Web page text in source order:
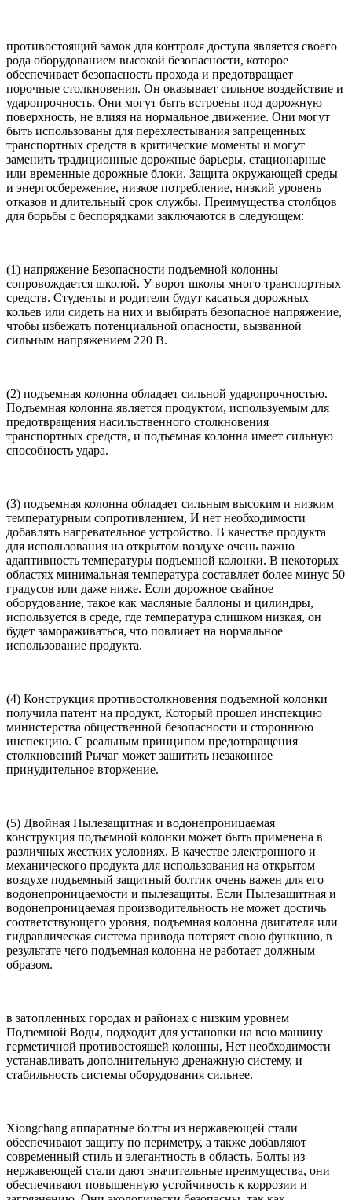
противостоящий замок для контроля доступа является своего
рода оборудованием высокой безопасности, которое
обеспечивает безопасность прохода и предотвращает
порочные столкновения. Он оказывает сильное воздействие и
ударопрочность. Они могут быть встроены под дорожную
поверхность, не влияя на нормальное движение. Они могут
быть использованы для перехлестывания запрещенных
транспортных средств в критические моменты и могут
заменить традиционные дорожные барьеры, стационарные
или временные дорожные блоки. Защита окружающей среды
и энергосбережение, низкое потребление, низкий уровень
отказов и длительный срок службы. Преимущества столбцов
для борьбы с беспорядками заключаются в следующем:
(1) напряжение Безопасности подъемной колонны
сопровождается школой. У ворот школы много транспортных
средств. Студенты и родители будут касаться дорожных
кольев или сидеть на них и выбирать безопасное напряжение,
чтобы избежать потенциальной опасности, вызванной
сильным напряжением 220 В.
(2) подъемная колонна обладает сильной ударопрочностью.
Подъемная колонна является продуктом, используемым для
предотвращения насильственного столкновения
транспортных средств, и подъемная колонна имеет сильную
способность удара.
(3) подъемная колонна обладает сильным высоким и низким
температурным сопротивлением, И нет необходимости
добавлять нагревательное устройство. В качестве продукта
для использования на открытом воздухе очень важно
адаптивность температуры подъемной колонки. В некоторых
областях минимальная температура составляет более минус 50
градусов или даже ниже. Если дорожное свайное
оборудование, такое как масляные баллоны и цилиндры,
используется в среде, где температура слишком низкая, он
будет замораживаться, что повлияет на нормальное
использование продукта.
(4) Конструкция противостолкновения подъемной колонки
получила патент на продукт, Который прошел инспекцию
министерства общественной безопасности и стороннюю
инспекцию. С реальным принципом предотвращения
столкновений Рычаг может защитить незаконное
принудительное вторжение.
(5) Двойная Пылезащитная и водонепроницаемая
конструкция подъемной колонки может быть применена в
различных жестких условиях. В качестве электронного и
механического продукта для использования на открытом
воздухе подъемный защитный болтик очень важен для его
водонепроницаемости и пылезащиты. Если Пылезащитная и
водонепроницаемая производительность не может достичь
соответствующего уровня, подъемная колонна двигателя или
гидравлическая система привода потеряет свою функцию, в
результате чего подъемная колонна не работает должным
образом.
в затопленных городах и районах с низким уровнем
Подземной Воды, подходит для установки на всю машину
герметичной противостоящей колонны, Нет необходимости
устанавливать дополнительную дренажную систему, и
стабильность системы оборудования сильнее.
Xiongchang аппаратные болты из нержавеющей стали
обеспечивают защиту по периметру, а также добавляют
современный стиль и элегантность в область. Болты из
нержавеющей стали дают значительные преимущества, они
обеспечивают повышенную устойчивость к коррозии и